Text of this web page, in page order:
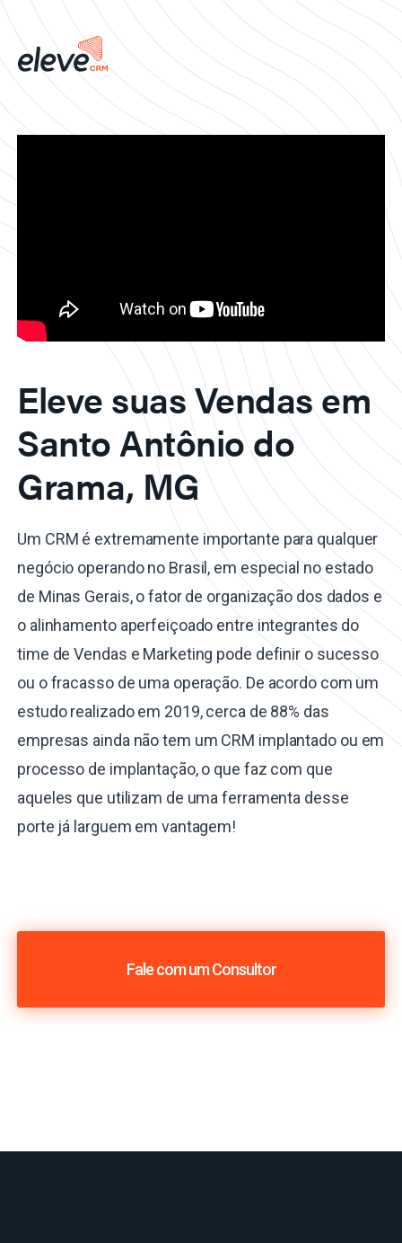
Eleve suas Vendas em
Santo Antônio do
Grama, MG
Um CRM é extremamente importante para qualquer
negócio operando no Brasil, em especial no estado
de Minas Gerais, o fator de organização dos dados e
o alinhamento aperfeiçoado entre integrantes do
time de Vendas e Marketing pode definir o sucesso
ou o fracasso de uma operação. De acordo com um
estudo realizado em 2019, cerca de 88% das
empresas ainda não tem um CRM implantado ou em
processo de implantação, o que faz com que
aqueles que utilizam de uma ferramenta desse
porte já larguem em vantagem!
Fale com um Consultor